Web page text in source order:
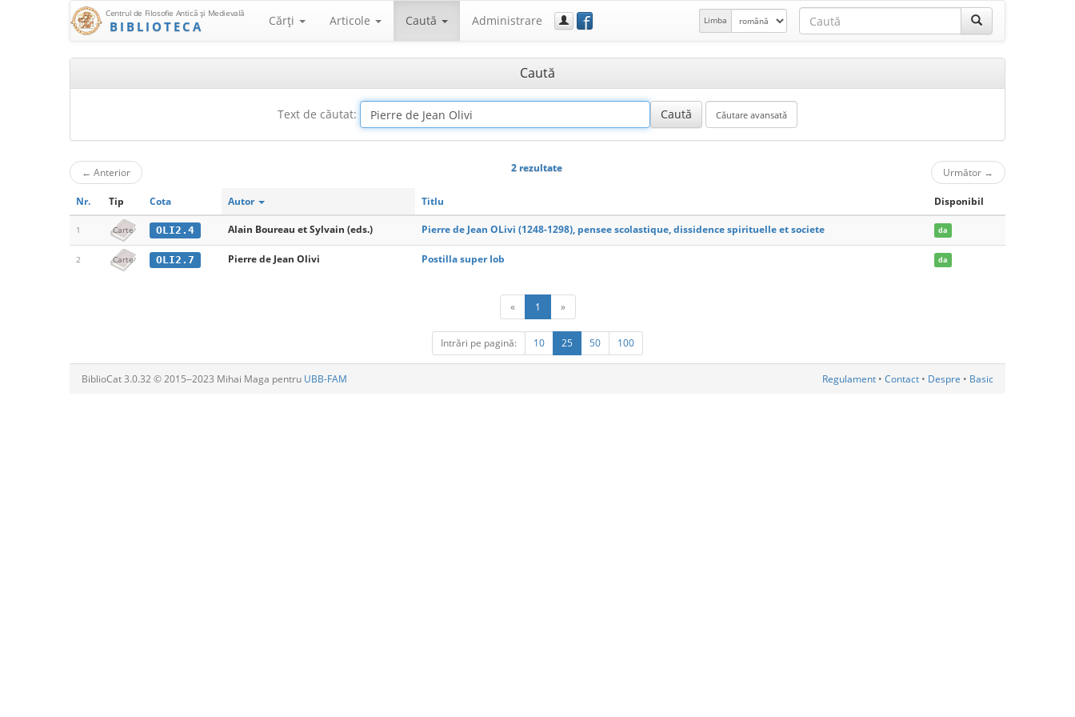
Centrul de Filosofie Antică şi Medievală
BIBLIOTECA Cărţi Articole Caută Administrare f Limba
Caută
Text de căutat:
← Anterior 2 rezultate Următor →
Nr. Tip Cota Autor Titlu Disponibil
1 Carte OLI2.4 Alain Boureau et Sylvain (eds.) Pierre de Jean OLivi (1248-1298), pensee scolastique, dissidence spirituelle et societe da
2 Carte OLI2.7 Pierre de Jean Olivi Postilla super Iob da
« 1 »
Intrări pe pagină: 10 25 50 100
BiblioCat 3.0.32 © 2015‒2023 Mihai Maga pentru UBB-FAM Regulament • Contact • Despre • Basic